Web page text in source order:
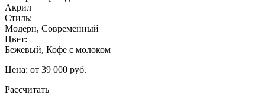
Акрил
Стиль:
Модерн, Современный
Цвет:
Бежевый, Кофе с молоком
Цена: от 39 000 руб.
Рассчитать